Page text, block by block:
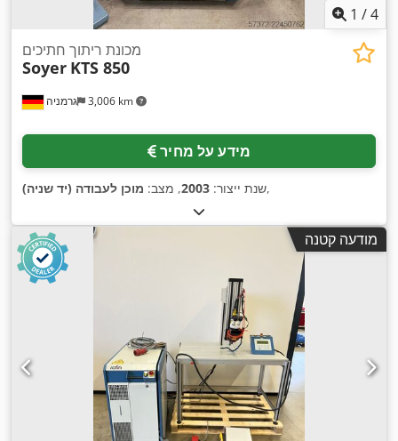
1 /4
גרמניה 3,006 km
מכונת ריתוך חתיכים
Soyer KTS 850
מידע על מחיר
שנת ייצור: 2003, מצב: מוכן לעבודה (יד שניה) ,
מודעה קטנה